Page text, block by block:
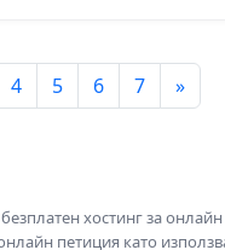
4 5 6 7 »
хостинг за
петиция като